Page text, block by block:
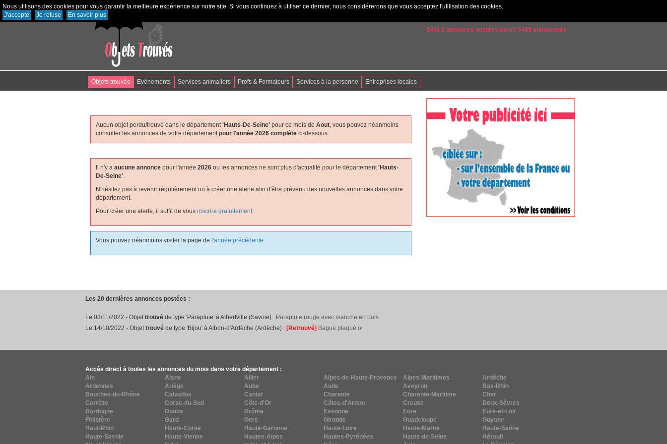
Nous utilisons des cookies pour vous garantir la meilleure expérience sur notre site. Si vous continuez à utiliser ce dernier, nous considérerons que vous acceptez l'utilisation des cookies.
J'accepte
Je refuse En savoir plus
Créer un compte
Déjà 2 annonces postées parmi 5489 annonceurs
Objets trouvés Evénements Services animaliers Profs & Formateurs Services à la personne Entreprises locales
Aucun objet perdu/trouvé dans le département'hauts-De-Seine' pour ce mois de Aout, vous pouvez néanmoins
consulter les annonces de votre départementpour l'année 2026 complète ci-dessous :
Il n'y a aucune annonce pour l'année 2026 ou les annonces ne sont plus d'actualité pour le département'hauts-
De-Seine'.
N'hésitez pas à revenir régulièrement ou à créer une alerte afin d'être prévenu des nouvelles annonces dans votre
département.
Pour créer une alerte, il suffit de vous inscrire gratuitement.
Vous pouvez néanmoins visiter la page de l'année précédente.
Les 20 dernières annonces postées :
Le 03/11/2022 - Objettrouvé de type 'Parapluie' à Albertville (Savoie) : Parapluie rouge avec manche en bois
Le 14/10/2022 - Objettrouvé de type 'Bijou' à Albon-d'Ardèche (Ardèche) : [Retrouvé] Bague plaqué or
Accès direct à toutes les annonces du mois dans votre département :
Ain
Aisne Allier Alpes-de-Haute-Provence Alpes-Maritimes
Ardèche
Ardennes
Ariège Aube Aude Aveyron
Bas-Rhin
Bouches-du-Rhône
Calvados Cantal Charente Charente-Maritime
Cher
Corrèze
Corse-du-Sud Côte-d'Or Côtes-d'Armor Creuse
Deux-Sèvres
Dordogne
Doubs Drôme Essonne Eure
Eure-et-Loir
Finistère
Gard Gers Gironde Guadeloupe
Guyane
Haut-Rhin
Haute-Corse Haute-Garonne Haute-Loire Haute-Marne
Haute-Saône
Haute-Savoie
Haute-Vienne Hautes-Alpes Hautes-Pyrénées Hauts-de-Seine
Hérault